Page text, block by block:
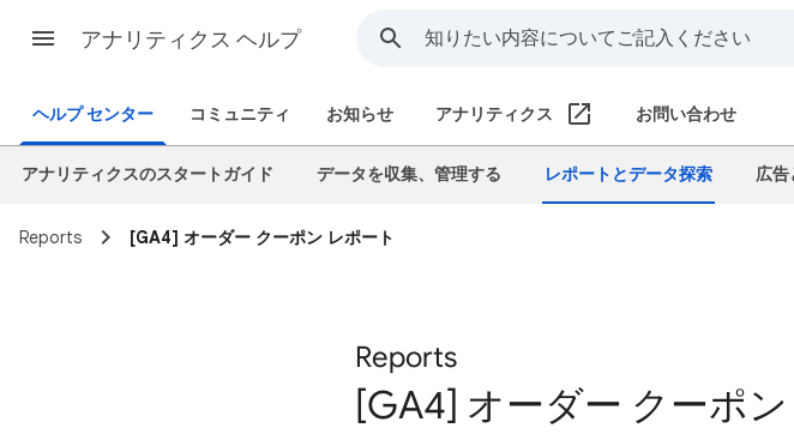
アナリティクス ヘルプ
ヘルプ センター コミュニティ お知らせ アナリティクス お問い合わせ
アナリティクスのスタートガイド データを収集、管理する レポートとデータ探索 広告
Reports [GA4] オーダー クーポン レポート
Reports
[GA4] オーダー クーポン